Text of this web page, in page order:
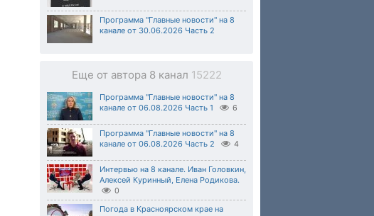
Программа "Главные новости" на 8
канале от 30.06.2026 Часть 2
Еще от автора 8 канал 15222
Программа "Главные новости" на 8
канале от 06.08.2026 Часть 1
6
Программа "Главные новости" на 8
канале от 06.08.2026 Часть 2
4
Интервью на 8 канале. Иван Головкин,
Алексей Куринный, Елена Родикова.
0
Погода в Красноярском крае на